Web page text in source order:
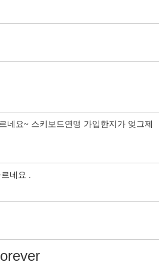
네요~ 스키보드연맹 가입한지가 엊그제
네요 .